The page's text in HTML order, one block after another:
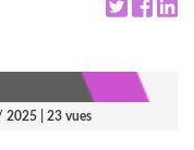
2025 | 23 vues